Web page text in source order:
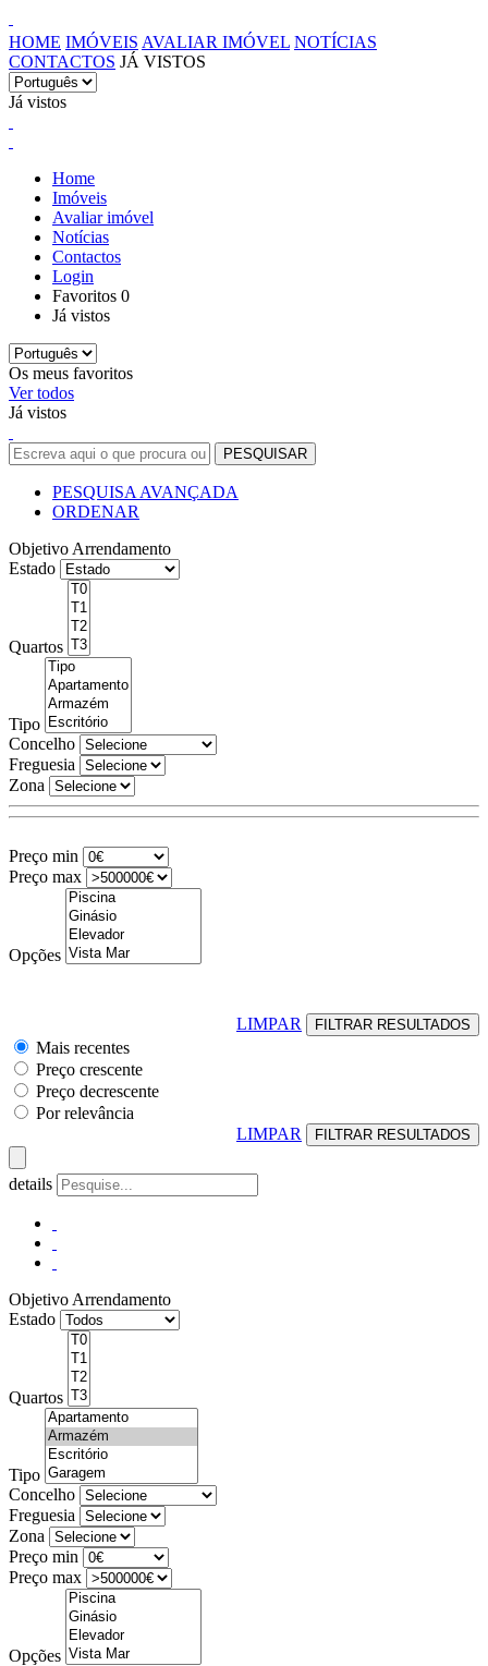
HOME IMÓVEIS AVALIAR IMÓVEL NOTÍCIAS
CONTACTOS JÁ VISTOS
Já vistos
Home
Imóveis
Avaliar imóvel
Notícias
Contactos
Login
Favoritos 0
Já vistos
Os meus favoritos
Ver todos
Já vistos
PESQUISA AVANÇADA
ORDENAR
Objetivo Arrendamento
Estado
Quartos
Tipo
Concelho
Freguesia
Zona
Preço min
Preço max
Opções
LIMPAR
Mais recentes
Preço crescente
Preço decrescente
Por relevância
LIMPAR
details
Objetivo Arrendamento
Estado
Quartos
Tipo
Concelho
Freguesia
Zona
Preço min
Preço max
Opções